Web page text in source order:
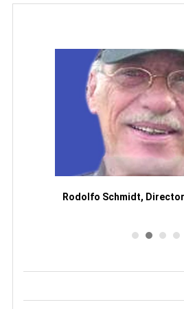
Rodolfo Schmidt,